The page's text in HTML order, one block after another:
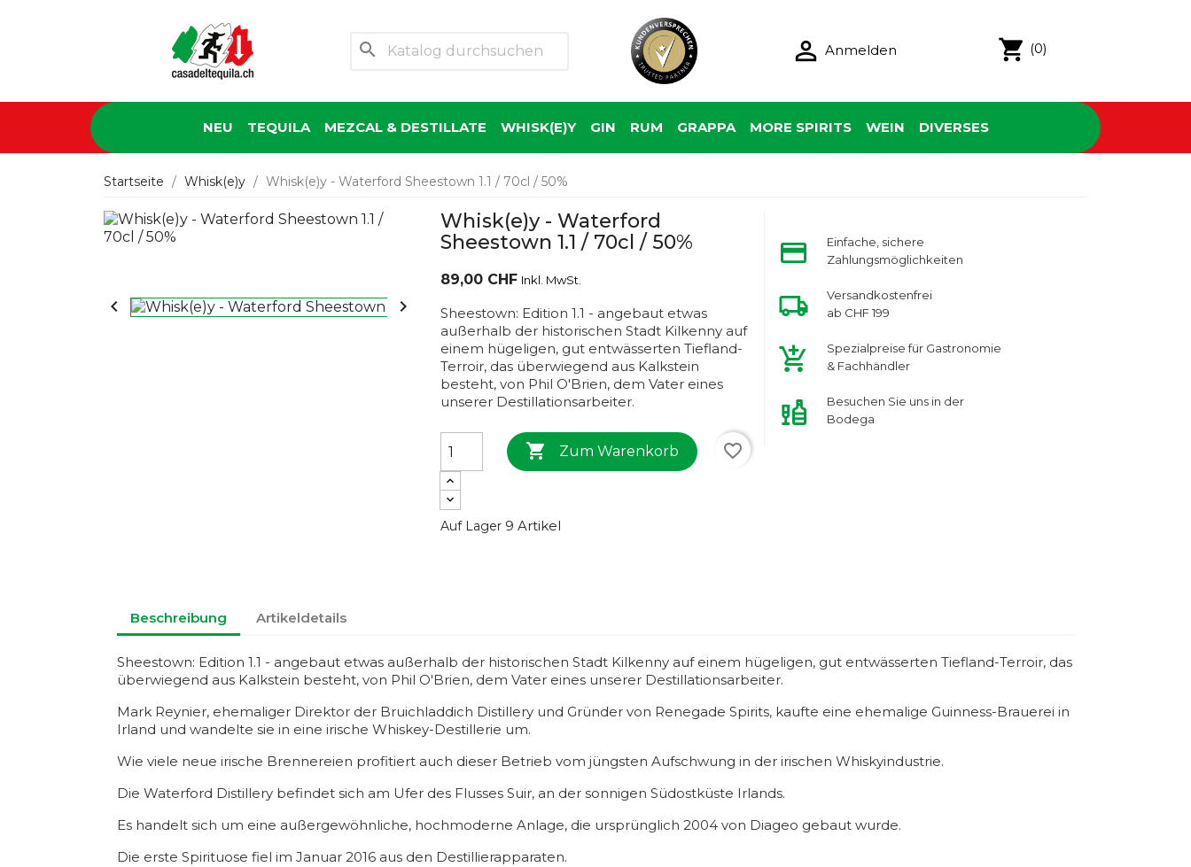
search  Anmelden shopping_cart (0)
NEU TEQUILA MEZCAL & DESTILLATE WHISK(E)Y GIN RUM GRAPPA MORE SPIRITS WEIN DIVERSES
Startseite Whisk(e)y Whisk(e)y - Waterford Sheestown 1.1 / 70cl / 50%
 
Whisk(e)y - Waterford
Sheestown 1.1 / 70cl / 50%
89,00 CHF Inkl. MwSt.
Sheestown: Edition 1.1 - angebaut etwas
außerhalb der historischen Stadt Kilkenny auf
einem hügeligen, gut entwässerten Tiefland-
Terroir, das überwiegend aus Kalkstein
besteht, von Phil O'Brien, dem Vater eines
unserer Destillationsarbeiter.
 Zum Warenkorb favorite_border
Auf Lager 9 Artikel
Einfache, sichere
Zahlungsmöglichkeiten
Versandkostenfrei
ab CHF 199
Spezialpreise für Gastronomie
& Fachhändler
Besuchen Sie uns in der
Bodega
Beschreibung Artikeldetails
Sheestown: Edition 1.1 - angebaut etwas außerhalb der historischen Stadt Kilkenny auf einem hügeligen, gut entwässerten Tiefland-Terroir, das
überwiegend aus Kalkstein besteht, von Phil O'Brien, dem Vater eines unserer Destillationsarbeiter.
Mark Reynier, ehemaliger Direktor der Bruichladdich Distillery und Gründer von Renegade Spirits, kaufte eine ehemalige Guinness-Brauerei in
Irland und wandelte sie in eine irische Whiskey-Destillerie um.
Wie viele neue irische Brennereien profitiert auch dieser Betrieb vom jüngsten Aufschwung in der irischen Whiskyindustrie.
Die Waterford Distillery befindet sich am Ufer des Flusses Suir, an der sonnigen Südostküste Irlands.
Es handelt sich um eine außergewöhnliche, hochmoderne Anlage, die ursprünglich 2004 von Diageo gebaut wurde.
Die erste Spirituose fiel im Januar 2016 aus den Destillierapparaten.